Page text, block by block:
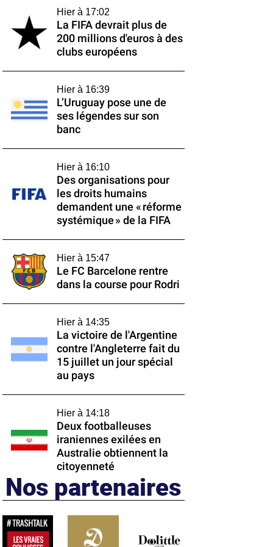
Hier à 17:02
La FIFA devrait plus de
200 millions d'euros à des
clubs européens
Hier à 16:39
L’Uruguay pose une de
ses légendes sur son
banc
Hier à 16:10
Des organisations pour
les droits humains
demandent une « réforme
systémique » de la FIFA
Hier à 15:47
Le FC Barcelone rentre
dans la course pour Rodri
Hier à 14:35
La victoire de l'Argentine
contre l'Angleterre fait du
15 juillet un jour spécial
au pays
Hier à 14:18
Deux footballeuses
iraniennes exilées en
Australie obtiennent la
citoyenneté
Nos partenaires